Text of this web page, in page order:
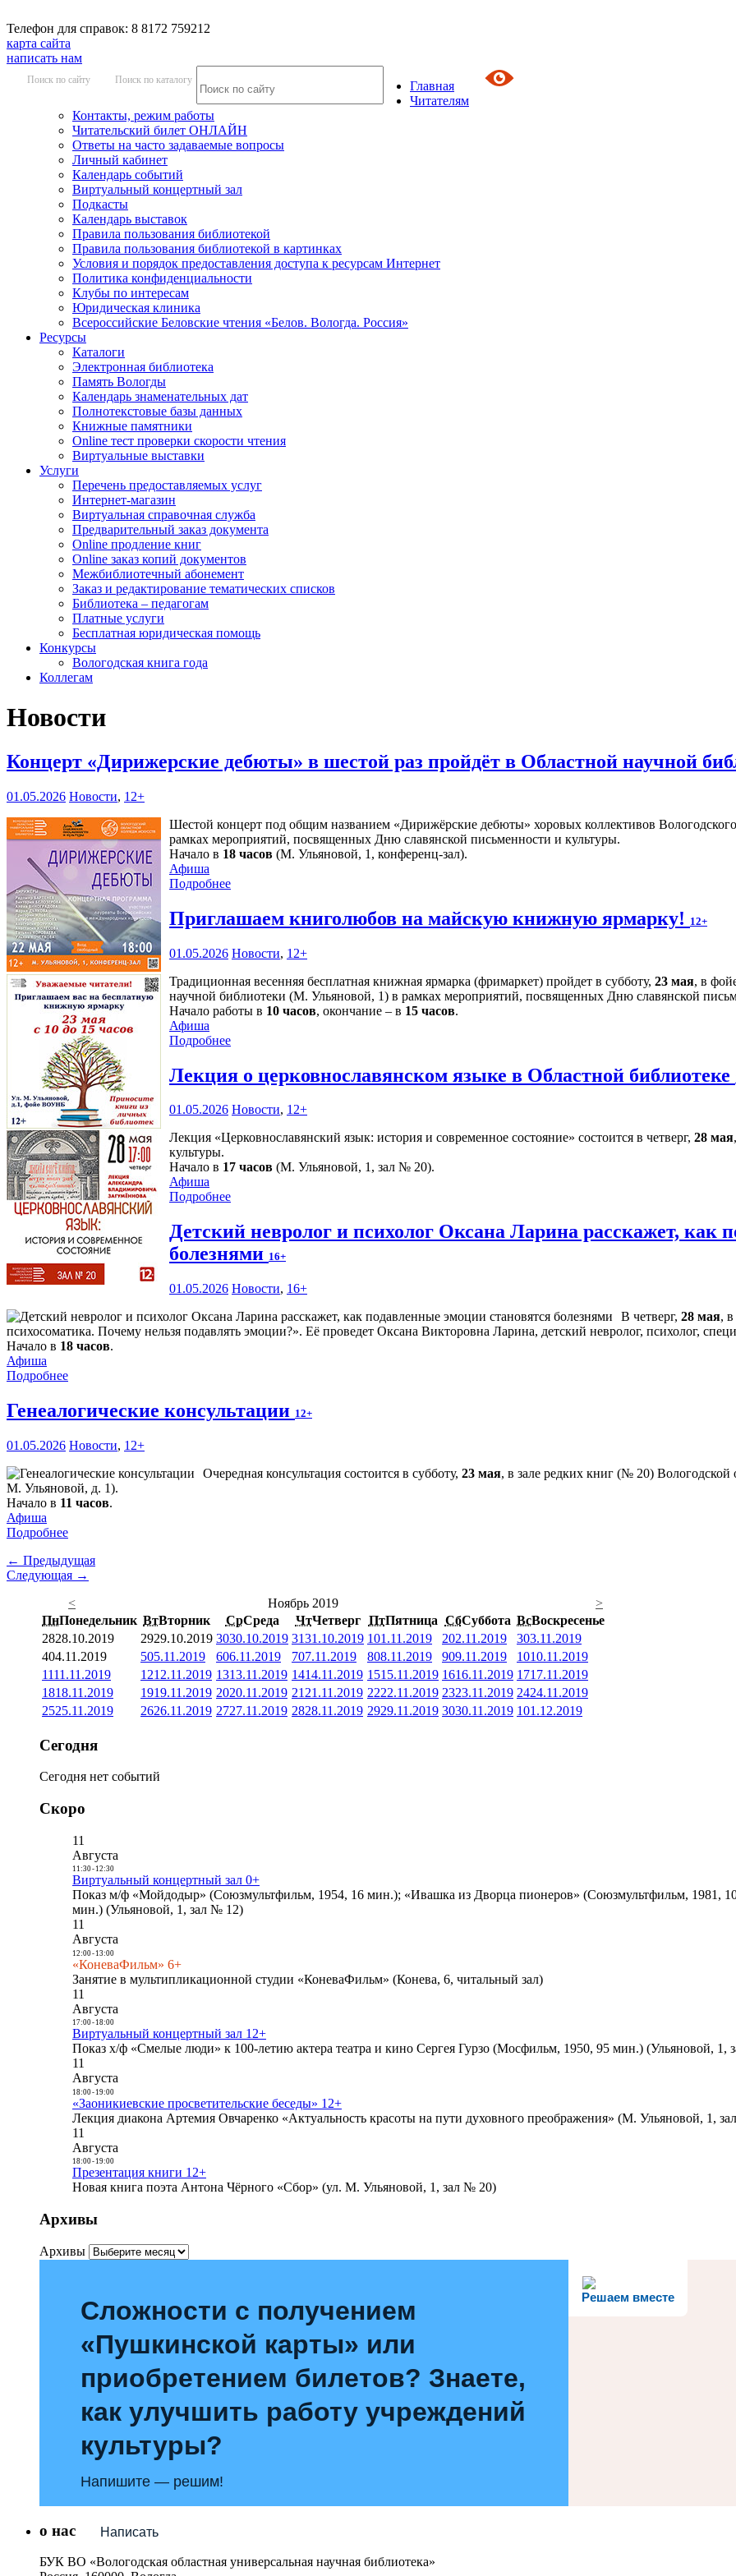
Телефон для справок: 8 8172 759212
карта сайта
написать нам
Поиск по сайту Поиск по каталогу
Главная
Читателям
Контакты, режим работы
Читательский билет ОНЛАЙН
Ответы на часто задаваемые вопросы
Личный кабинет
Календарь событий
Виртуальный концертный зал
Подкасты
Календарь выставок
Правила пользования библиотекой
Правила пользования библиотекой в картинках
Условия и порядок предоставления доступа к ресурсам Интернет
Политика конфиденциальности
Клубы по интересам
Юридическая клиника
Всероссийские Беловские чтения «Белов. Вологда. Россия»
Ресурсы
Каталоги
Электронная библиотека
Память Вологды
Календарь знаменательных дат
Полнотекстовые базы данных
Книжные памятники
Online тест проверки скорости чтения
Виртуальные выставки
Услуги
Перечень предоставляемых услуг
Интернет-магазин
Виртуальная справочная служба
Предварительный заказ документа
Online продление книг
Online заказ копий документов
Межбиблиотечный абонемент
Заказ и редактирование тематических списков
Библиотека – педагогам
Платные услуги
Бесплатная юридическая помощь
Конкурсы
Вологодская книга года
Коллегам
Новости
Концерт «Дирижерские дебюты» в шестой раз пройдёт в Областной научной
01.05.2026 Новости, 12+
Шестой концерт под общим названием «Дирижёрские дебюты» хоровых коллективов Вологодского
рамках мероприятий, посвященных Дню славянской письменности и культуры.
Начало в 18 часов (М. Ульяновой, 1, конференц-зал).
Афиша
Подробнее
Приглашаем книголюбов на майскую книжную ярмарку! 12+
01.05.2026 Новости, 12+
Традиционная весенняя бесплатная книжная ярмарка (фримаркет) пройдет в субботу, 23 мая, в
научной библиотеки (М. Ульяновой, 1) в рамках мероприятий, посвященных Дню славянской
Начало работы в 10 часов, окончание – в 15 часов.
Афиша
Подробнее
Лекция о церковнославянском языке в Областной библиотеке
01.05.2026 Новости, 12+
Лекция «Церковнославянский язык: история и современное состояние» состоится в четверг, 28 мая
культуры.
Начало в 17 часов (М. Ульяновой, 1, зал № 20).
Афиша
Подробнее
Детский невролог и психолог Оксана Ларина расскажет, как
болезнями 16+
01.05.2026 Новости, 16+
В четверг, 28 мая,
психосоматика. Почему нельзя подавлять эмоции?». Её проведет Оксана Викторовна Ларина, детский невролог, психолог,
Начало в 18 часов.
Афиша
Подробнее
Генеалогические консультации 12+
01.05.2026 Новости, 12+
Очередная консультация состоится в субботу, 23 мая, в зале редких книг (№ 20) Вологодской
М. Ульяновой, д. 1).
Начало в 11 часов.
Афиша
Подробнее
← Предыдущая
Следующая →
<
Ноябрь 2019
>
ПнПонедельник ВтВторник СрСреда ЧтЧетверг ПтПятница СбСуббота ВсВоскресенье
2828.10.2019 2929.10.2019 3030.10.2019 3131.10.2019 101.11.2019 202.11.2019 303.11.2019
404.11.2019 505.11.2019 606.11.2019 707.11.2019 808.11.2019 909.11.2019 1010.11.2019
1111.11.2019 1212.11.2019 1313.11.2019 1414.11.2019 1515.11.2019 1616.11.2019 1717.11.2019
1818.11.2019 1919.11.2019 2020.11.2019 21 21.11.2019 2222.11.2019 2323.11.2019 2424.11.2019
2525.11.2019 2626.11.2019 2727.11.2019 2828.11.2019 2929.11.2019 3030.11.2019 101.12.2019
Сегодня
Сегодня нет событий
Скоро
11
Августа
11:30- 12:30
Виртуальный концертный зал 0+
Показ м/ф «Мойдодыр» (Союзмультфильм, 1954, 16 мин.); «Ивашка из Дворца пионеров» (Союзмультфильм, 1981,
мин.) (Ульяновой, 1, зал № 12)
11
Августа
12:00- 13:00
«КоневаФильм» 6+
Занятие в мультипликационной студии «КоневаФильм» (Конева, 6, читальный зал)
11
Августа
17:00- 18:00
Виртуальный концертный зал 12+
Показ х/ф «Смелые люди» к 100-летию актера театра и кино Сергея Гурзо (Мосфильм, 1950, 95 мин.) (Ульяновой, 1,
11
Августа
18:00- 19:00
«Заоникиевские просветительские беседы» 12+
Лекция диакона Артемия Овчаренко «Актуальность красоты на пути духовного преображения» (М. Ульяновой, 1,
11
Августа
18:00- 19:00
Презентация книги 12+
Новая книга поэта Антона Чёрного «Сбор» (ул. М. Ульяновой, 1, зал № 20)
Архивы
Архивы
Решаем вместе
Сложности с получением
«Пушкинской карты» или
приобретением билетов? Знаете,
как улучшить работу учреждений
культуры?
Напишите — решим!
Написать
о нас
БУК ВО «Вологодская областная универсальная научная библиотека»